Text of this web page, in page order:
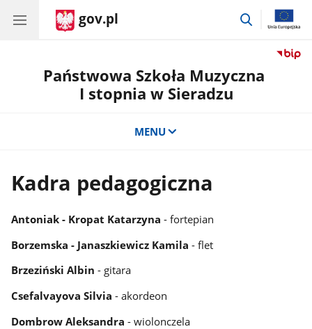
gov.pl
przejdź
Państwowa Szkoła Muzyczna
I stopnia w Sieradzu
MENU
Kadra pedagogiczna
Antoniak - Kropat Katarzyna - fortepian
Borzemska - Janaszkiewicz Kamila - flet
Brzeziński Albin - gitara
Csefalvayova Silvia - akordeon
Dombrow Aleksandra - wiolonczela